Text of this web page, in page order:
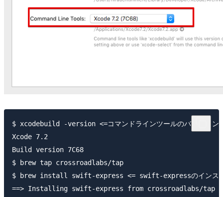
$ xcodebuild -version <=コマンドラインツールのバージョン
Xcode 7.2
Build version 7C68
$ brew tap crossroadlabs/tap
$ brew install swift-express <= swift-expressのインス
==> Installing swift-express from crossroadlabs/tap